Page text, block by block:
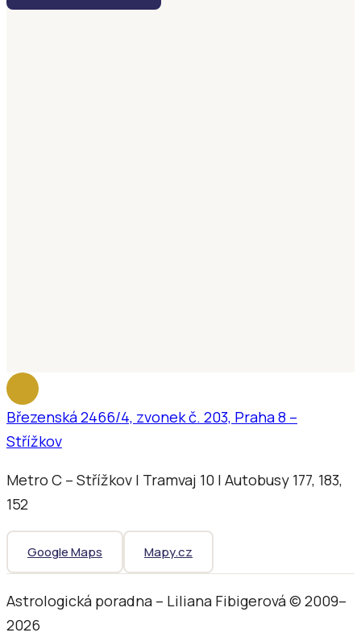
Březenská 2466/4, zvonek č. 203, Praha 8 –
Střížkov
Metro C – Střížkov | Tramvaj 10 | Autobusy 177, 183,
152
Google Maps Mapy.cz
Astrologická poradna – Liliana Fibigerová © 2009–
2026